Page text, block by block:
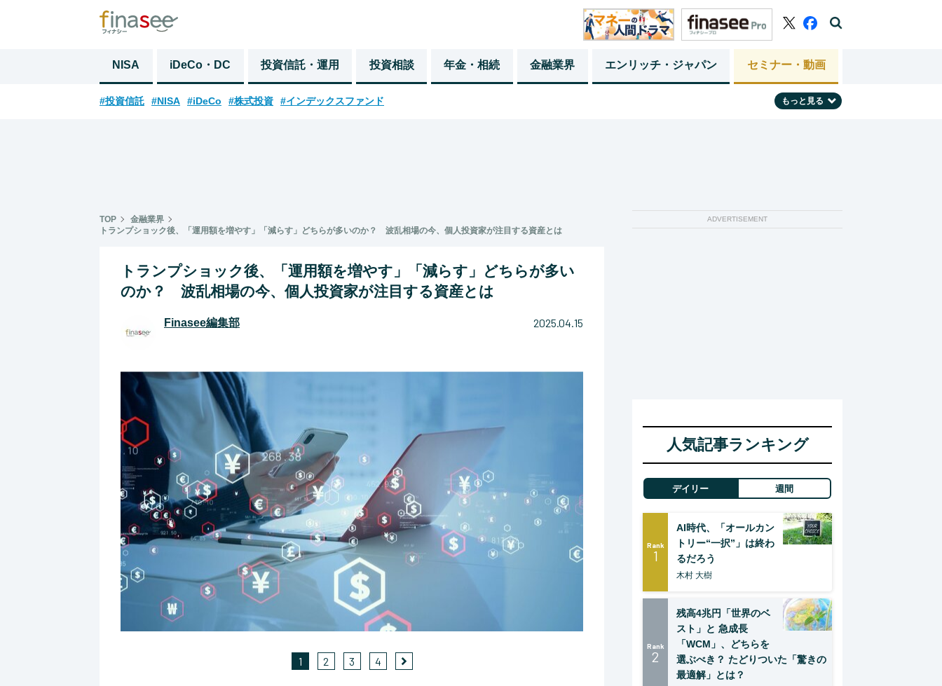
NISA iDeCo・DC 投資信託・運用 投資相談 年金・相続 金融業界 エンリッチ・ジャパン セミナー・動画
#投資信託 #NISA #iDeCo #株式投資 #インデックスファンド もっと見る
TOP
金融業界
トランプショック後、「運用額を増やす」「減らす」どちらが多いのか？ 波乱相場の今、個人投資家が注目する資産とは
トランプショック後、「運用額を増やす」「減らす」どちらが多い
のか？ 波乱相場の今、個人投資家が注目する資産とは
Finasee編集部 2025.04.15
1 2 3 4
ADVERTISEMENT
人気記事ランキング
デイリー 週間
Rank
1
AI時代、「オールカン
トリー“一択”」は終わ
るだろう
木村 大樹
Rank
2
残高4兆円「世界のベ
スト」と 急成長
「WCM」、どちらを
選ぶべき？ たどりついた「驚きの
最適解」とは？